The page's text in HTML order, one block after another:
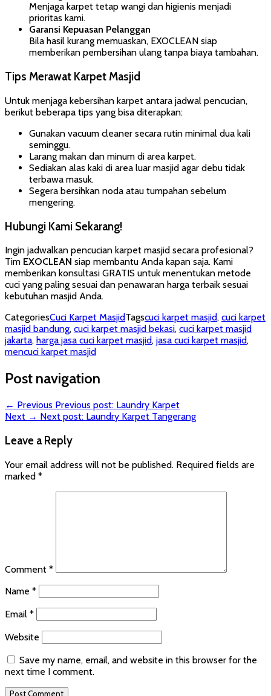
Menjaga karpet tetap wangi dan higienis menjadi
prioritas kami.
Garansi Kepuasan Pelanggan
Bila hasil kurang memuaskan, EXOCLEAN siap
memberikan pembersihan ulang tanpa biaya tambahan.
Tips Merawat Karpet Masjid
Untuk menjaga kebersihan karpet antara jadwal pencucian,
berikut beberapa tips yang bisa diterapkan:
Gunakan vacuum cleaner secara rutin minimal dua kali
seminggu.
Larang makan dan minum di area karpet.
Sediakan alas kaki di area luar masjid agar debu tidak
terbawa masuk.
Segera bersihkan noda atau tumpahan sebelum
mengering.
Hubungi Kami Sekarang!
Ingin jadwalkan pencucian karpet masjid secara profesional?
Tim EXOCLEAN siap membantu Anda kapan saja. Kami
memberikan konsultasi GRATIS untuk menentukan metode
cuci yang paling sesuai dan penawaran harga terbaik sesuai
kebutuhan masjid Anda.
CategoriesCuci Karpet MasjidTagscuci karpet masjid, cuci karpet
masjid bandung, cuci karpet masjid bekasi, cuci karpet masjid
jakarta, harga jasa cuci karpet masjid, jasa cuci karpet masjid,
mencuci karpet masjid
Post navigation
← Previous Previous post: Laundry Karpet
Next → Next post: Laundry Karpet Tangerang
Leave a Reply
Your email address will not be published. Required fields are
marked *
Comment *
Name *
Email *
Website
Save my name, email, and website in this browser for the
next time I comment.